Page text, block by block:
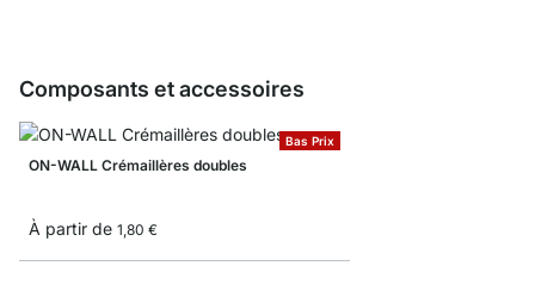
Composants et accessoires
Bas Prix
ON-WALL Crémaillères doubles
À partir de 1,80 €